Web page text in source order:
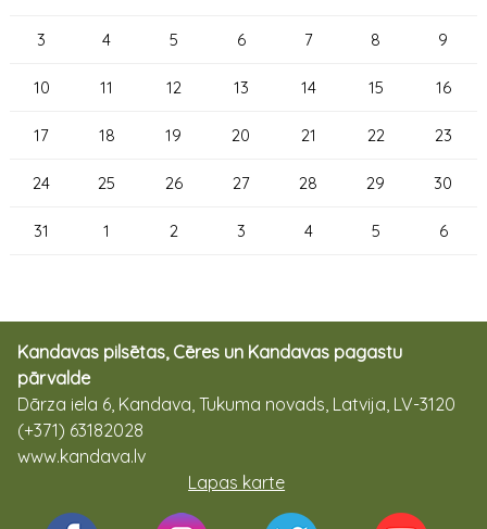
3 4 5 6 7 8 9
10 11 12 13 14 15 16
17 18 19 20 21 22 23
24 25 26 27 28 29 30
31 1 2 3 4 5 6
Kandavas pilsētas, Cēres un Kandavas pagastu
pārvalde
Dārza iela 6, Kandava, Tukuma novads, Latvija, LV-3120
(+371) 63182028
www.kandava.lv
Lapas karte